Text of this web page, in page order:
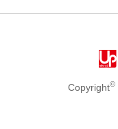
Copyright©